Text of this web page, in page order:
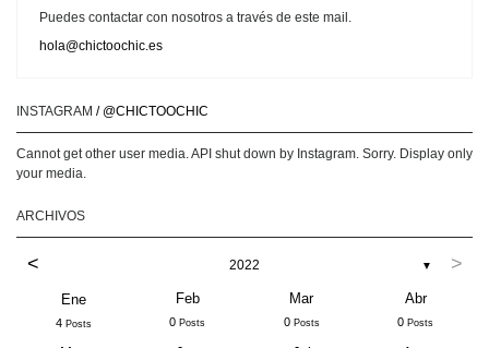
Puedes contactar con nosotros a través de este mail.
hola@chictoochic.es
INSTAGRAM / @CHICTOOCHIC
Cannot get other user media. API shut down by Instagram. Sorry. Display only
your media.
ARCHIVOS
< 2022 ▼ >
Ene
4 Posts
Feb
0 Posts
Mar
0 Posts
Abr
0 Posts